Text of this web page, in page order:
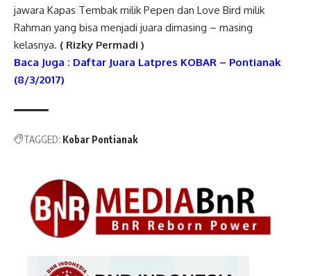
jawara Kapas Tembak milik Pepen dan Love Bird milik
Rahman yang bisa menjadi juara dimasing – masing
kelasnya. ( Rizky Permadi )
Baca Juga : Daftar Juara Latpres KOBAR – Pontianak
(8/3/2017)
TAGGED: Kobar Pontianak